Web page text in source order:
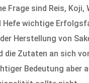
Frage sind Reis, Koji,
Hefe wichtige
Herstellung von
die Zutaten an sich
Bedeutung aber